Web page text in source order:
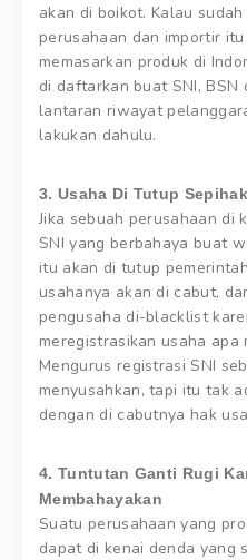
akan di boikot. Kalau
perusahaan dan importir
memasarkan produk di
di daftarkan buat SNI, BSN
lantaran riwayat
lakukan dahulu.
3. Usaha Di Tutup
Jika sebuah perusahaan di
SNI yang berbahaya buat
itu akan di tutup
usahanya akan di cabut,
pengusaha di-blacklist
meregistrasikan usaha apa
Mengurus registrasi SNI
menyusahkan, tapi itu tak
dengan di cabutnya hak
4. Tuntutan Ganti Rugi
Membahayakan
Suatu perusahaan yang
dapat di kenai denda yang